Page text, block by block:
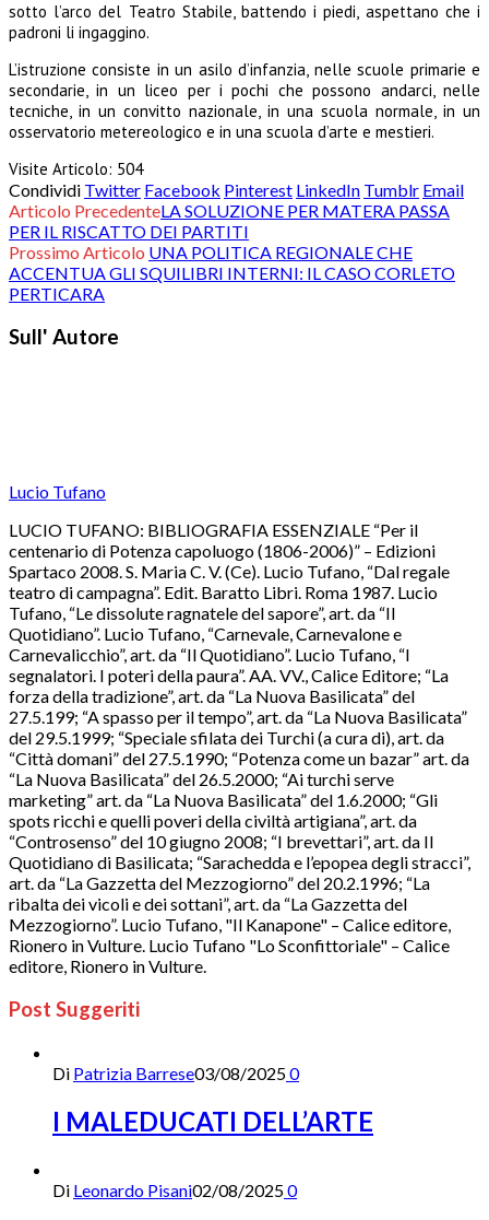
sotto l’arco del Teatro Stabile, battendo i piedi, aspettano che i
padroni li ingaggino.
L’istruzione consiste in un asilo d’infanzia, nelle scuole primarie e
secondarie, in un liceo per i pochi che possono andarci, nelle
tecniche, in un convitto nazionale, in una scuola normale, in un
osservatorio metereologico e in una scuola d’arte e mestieri.
Visite Articolo: 504
Condividi Twitter Facebook Pinterest LinkedIn Tumblr Email
Articolo PrecedenteLA SOLUZIONE PER MATERA PASSA
PER IL RISCATTO DEI PARTITI
Prossimo Articolo UNA POLITICA REGIONALE CHE
ACCENTUA GLI SQUILIBRI INTERNI: IL CASO CORLETO
PERTICARA
Sull' Autore
Lucio Tufano
LUCIO TUFANO: BIBLIOGRAFIA ESSENZIALE “Per il
centenario di Potenza capoluogo (1806-2006)” – Edizioni
Spartaco 2008. S. Maria C. V. (Ce). Lucio Tufano, “Dal regale
teatro di campagna”. Edit. Baratto Libri. Roma 1987. Lucio
Tufano, “Le dissolute ragnatele del sapore”, art. da “Il
Quotidiano”. Lucio Tufano, “Carnevale, Carnevalone e
Carnevalicchio”, art. da “Il Quotidiano”. Lucio Tufano, “I
segnalatori. I poteri della paura”. AA. VV., Calice Editore; “La
forza della tradizione”, art. da “La Nuova Basilicata” del
27.5.199; “A spasso per il tempo”, art. da “La Nuova Basilicata”
del 29.5.1999; “Speciale sfilata dei Turchi (a cura di), art. da
“Città domani” del 27.5.1990; “Potenza come un bazar” art. da
“La Nuova Basilicata” del 26.5.2000; “Ai turchi serve
marketing” art. da “La Nuova Basilicata” del 1.6.2000; “Gli
spots ricchi e quelli poveri della civiltà artigiana”, art. da
“Controsenso” del 10 giugno 2008; “I brevettari”, art. da Il
Quotidiano di Basilicata; “Sarachedda e l’epopea degli stracci”,
art. da “La Gazzetta del Mezzogiorno” del 20.2.1996; “La
ribalta dei vicoli e dei sottani”, art. da “La Gazzetta del
Mezzogiorno”. Lucio Tufano, "Il Kanapone" – Calice editore,
Rionero in Vulture. Lucio Tufano "Lo Sconfittoriale" – Calice
editore, Rionero in Vulture.
Post Suggeriti
Di Patrizia Barrese03/08/20250
I MALEDUCATI DELL’ARTE
Di Leonardo Pisani02/08/20250